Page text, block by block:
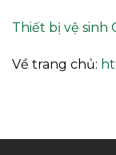
Thiết bị vệ sinh
Về trang chủ: